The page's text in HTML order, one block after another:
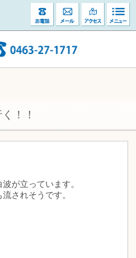
！！
が立っています。
されそうです。